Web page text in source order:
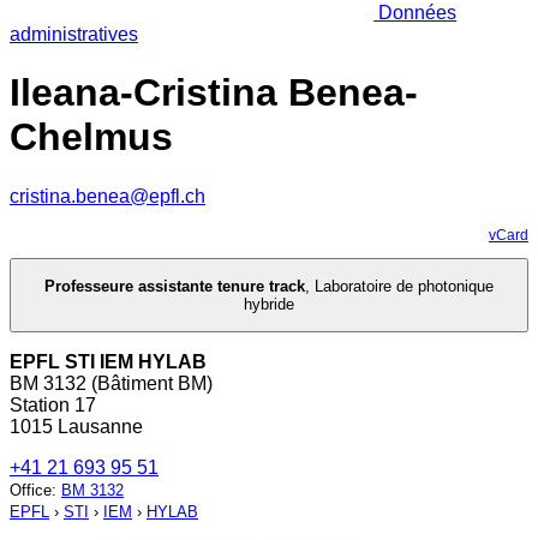
Données
administratives
Ileana-Cristina Benea-
Chelmus
cristina.benea@epfl.ch
vCard
Professeure assistante tenure track, Laboratoire de photonique
hybride
EPFL STI IEM HYLAB
BM 3132 (Bâtiment BM)
Station 17
1015 Lausanne
+41 21 693 95 51
Office: BM 3132
EPFL › STI › IEM › HYLAB